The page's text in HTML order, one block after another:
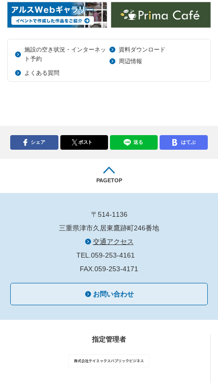
施設の空き状況・インターネッ
ト予約
資料ダウンロード
周辺情報
よくある質問
シェア ポスト 送る はてぶ
PAGETOP
〒514-1136
三重県津市久居東鷹跡町246番地
交通アクセス
TEL.059-253-4161
FAX.059-253-4171
お問い合わせ
指定管理者